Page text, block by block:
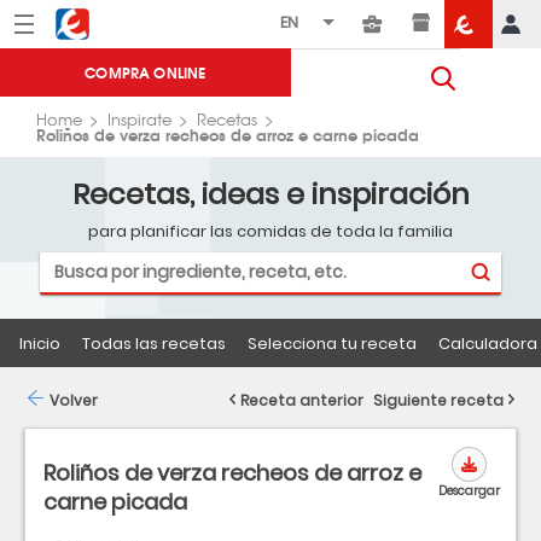
Menú Eroski
COMPRA ONLINE
Home Inspirate Recetas
Roliños de verza recheos de arroz e carne picada
Recetas, ideas e inspiración
para planificar las comidas de toda la familia
Inicio Todas las recetas Selecciona tu receta
Roliños de verza recheos de arroz e
carne picada
Descargar
Volver Receta anterior Siguiente receta